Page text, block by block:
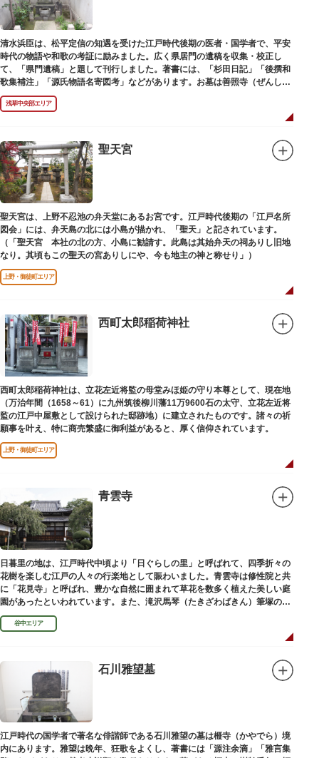
清水浜臣は、松平定信の知遇を受けた江戸時代後期の医者・国学者で、平安
時代の物語や和歌の考証に励みました。広く県居門の遺稿を収集・校正し
て、「県門遺稿」と題して刊行しました。著書には、「杉田日記」「後撰和
歌集補注」「源氏物語名寄図考」などがあります。お墓は善照寺（ぜんしょ
うじ）境内にあります。
浅草中央部エリア
聖天宮
聖天宮は、上野不忍池の弁天堂にあるお宮です。江戸時代後期の「江戸名所
図会」には、弁天島の北には小島が描かれ、「聖天」と記されています。
（「聖天宮 本社の北の方、小島に勧請す。此島は其始弁天の祠ありし旧地
なり。其頃もこの聖天の宮ありしにや、今も地主の神と称せり」）
上野・御徒町エリア
西町太郎稲荷神社
西町太郎稲荷神社は、立花左近将監の母堂みほ姫の守り本尊として、現在地
（万治年間（1658～61）に九州筑後柳川藩11万9600石の太守、立花左近将
監の江戸中屋敷として設けられた邸跡地）に建立されたものです。諸々の祈
願事を叶え、特に商売繁盛に御利益があると、厚く信仰されています。
上野・御徒町エリア
青雲寺
日暮里の地は、江戸時代中頃より「日ぐらしの里」と呼ばれて、四季折々の
花樹を楽しむ江戸の人々の行楽地として賑わいました。青雲寺は修性院と共
に「花見寺」と呼ばれ、豊かな自然に囲まれて草花を数多く植えた美しい庭
園があったといわれています。また、滝沢馬琴（たきざわばきん）筆塚の碑
があります。
谷中エリア
石川雅望墓
江戸時代の国学者で著名な俳諧師である石川雅望の墓は榧寺（かやでら）境
内にあります。雅望は晩年、狂歌をよくし、著書には「源注余滴」「雅言集